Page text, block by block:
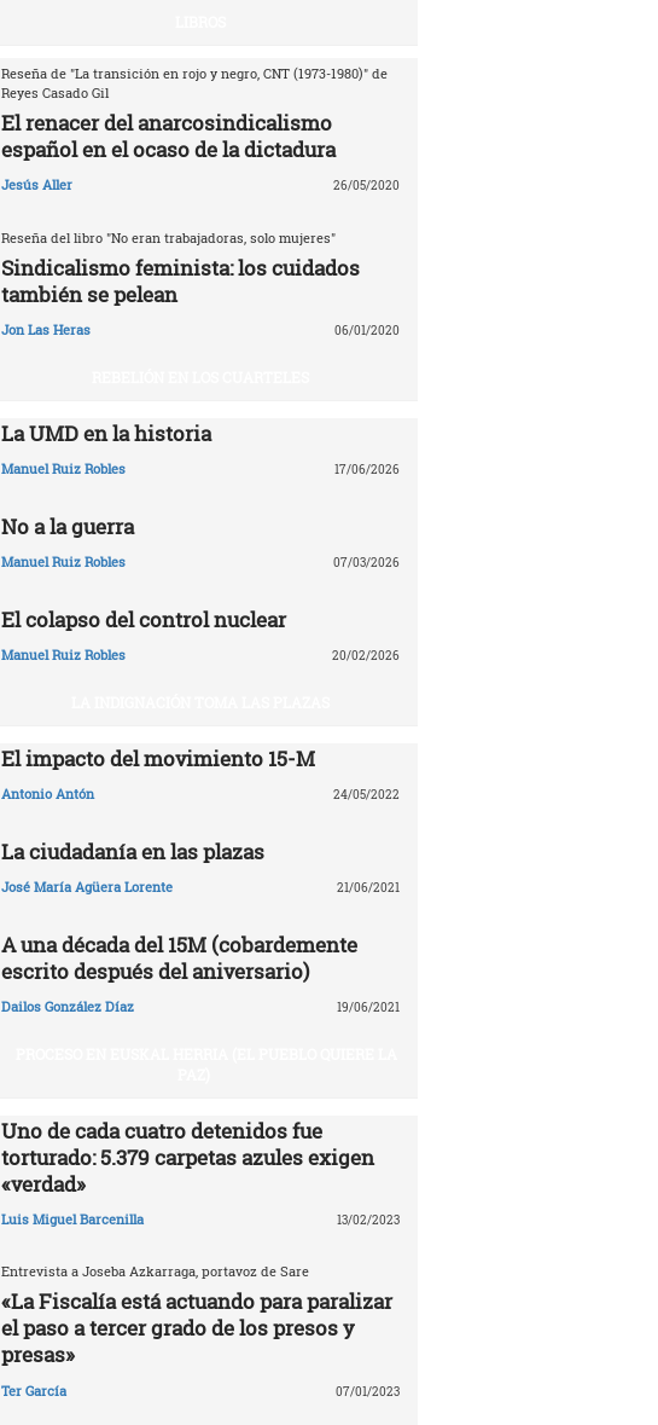
Reseña de "La transición en rojo y negro, CNT (1973-1980)" de
Reyes Casado Gil
El renacer del anarcosindicalismo
español en el ocaso de la dictadura
Jesús Aller 26/05/2020
Reseña del libro "No eran trabajadoras, solo mujeres"
Sindicalismo feminista: los cuidados
también se pelean
Jon Las Heras 06/01/2020
La UMD en la historia
Manuel Ruiz Robles 17/06/2026
No a la guerra
Manuel Ruiz Robles 07/03/2026
El colapso del control nuclear
Manuel Ruiz Robles 20/02/2026
El impacto del movimiento 15-M
Antonio Antón 24/05/2022
La ciudadanía en las plazas
José María Agüera Lorente 21/06/2021
A una década del 15M (cobardemente
escrito después del aniversario)
Dailos González Díaz 19/06/2021
Uno de cada cuatro detenidos fue
torturado: 5.379 carpetas azules exigen
«verdad»
Luis Miguel Barcenilla 13/02/2023
Entrevista a Joseba Azkarraga, portavoz de Sare
«La Fiscalía está actuando para paralizar
el paso a tercer grado de los presos y
presas»
Ter García 07/01/2023